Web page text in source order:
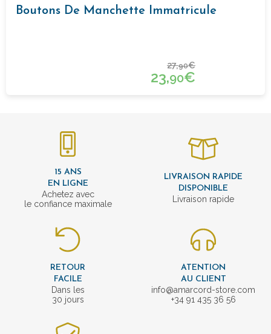
Boutons De Manchette Immatricule
27,90€
23,90€
15 ANS
EN LIGNE
Achetez avec
le confiance maximale
LIVRAISON RAPIDE
DISPONIBLE
Livraison rapide
RETOUR
FACILE
Dans les
30 jours
ATENTION
AU CLIENT
info@amarcord-store.com
+34 91 435 36 56